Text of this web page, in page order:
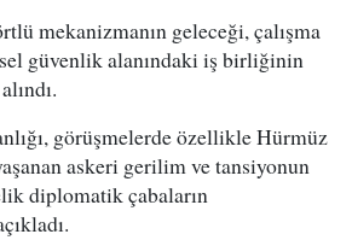
mekanizmanın geleceği, çalışma
güvenlik alanındaki iş birliğinin
görüşmelerde özellikle Hürmüz
askeri gerilim ve tansiyonun
diplomatik çabaların